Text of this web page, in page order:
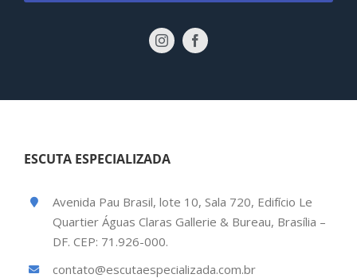
ESCUTA ESPECIALIZADA
Avenida Pau Brasil, lote 10, Sala 720, Edifício Le
Quartier Águas Claras Gallerie & Bureau, Brasília –
DF. CEP: 71.926-000.
contato@escutaespecializada.com.br